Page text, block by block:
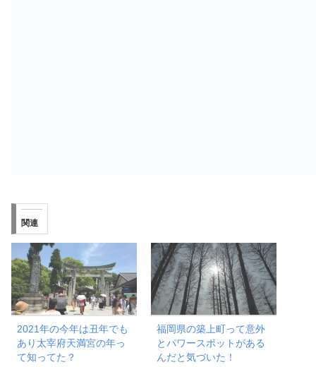
関連
2021年の今年は丑年でも
あり太宰府天満宮の年っ
て知ってた？
福岡県の築上町って意外
とパワースポットがある
んだと気づいた！